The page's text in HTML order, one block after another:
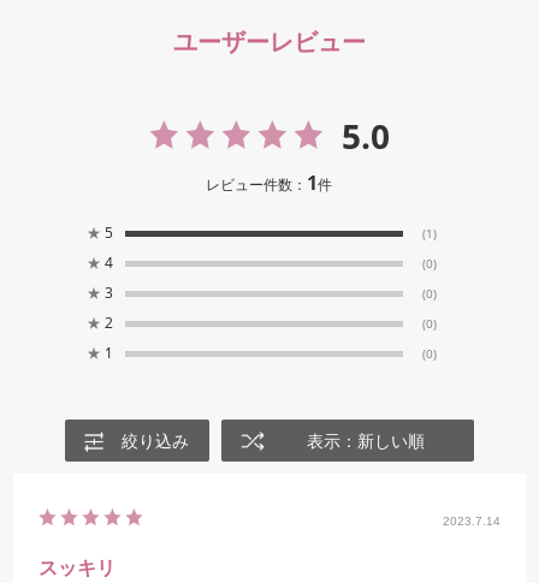
ユーザーレビュー
5.0
レビュー件数： 1件
★ 5 (1)
★ 4 (0)
★ 3 (0)
★ 2 (0)
★ 1 (0)
絞り込み 表示：新しい順
2023.7.14
スッキリ